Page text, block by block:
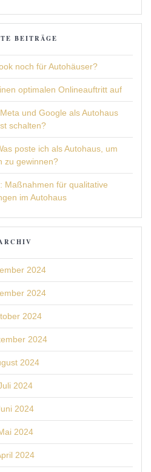
BEITRÄGE
noch für Autohäuser?
optimalen Onlineauftritt auf
und Google als Autohaus
schalten?
poste ich als Autohaus, um
zu gewinnen?
Maßnahmen für qualitative
im Autohaus
2024
2024
2024
2024
2024
2024
2024
2024
2024